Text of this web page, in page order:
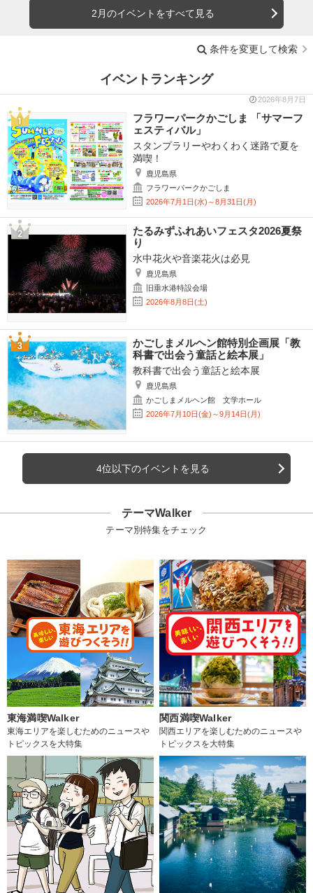
2月のイベントをすべて見る
条件を変更して検索
イベントランキング
2026年8月7日
フラワーパークかごしま 「サマーフ
ェスティバル」
スタンプラリーやわくわく迷路で夏を
満喫！
鹿児島県
フラワーパークかごしま
2026年7月1日(水)～8月31日(月)
たるみずふれあいフェスタ2026夏祭
り
水中花火や音楽花火は必見
鹿児島県
旧垂水港特設会場
2026年8月8日(土)
かごしまメルヘン館特別企画展「教
科書で出会う童話と絵本展」
教科書で出会う童話と絵本展
鹿児島県
かごしまメルヘン館 文学ホール
2026年7月10日(金)～9月14日(月)
4位以下のイベントを見る
テーマWalker
テーマ別特集をチェック
東海満喫Walker
東海エリアを楽しむためのニュースや
トピックスを大特集
関西満喫Walker
関西エリアを楽しむためのニュースや
トピックスを大特集